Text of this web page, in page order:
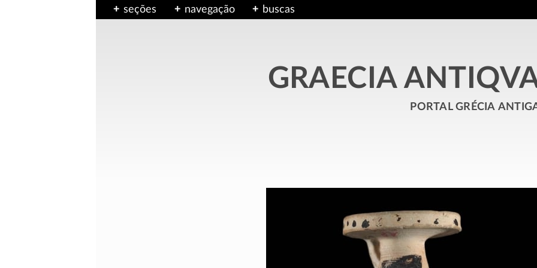
seções navegação buscas
GRAECIA
portal grécia